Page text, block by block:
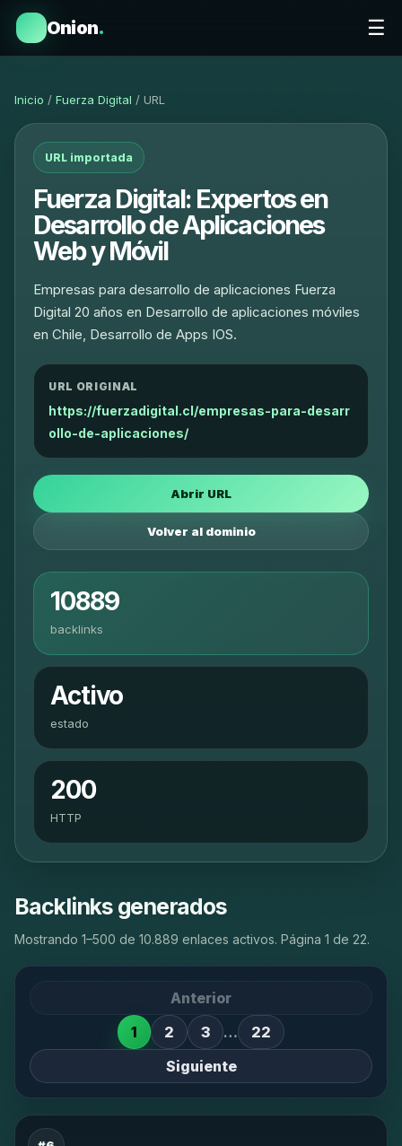
Onion. ☰
Inicio / Fuerza Digital / URL
URL importada
Fuerza Digital: Expertos en
Desarrollo de Aplicaciones
Web y Móvil
Empresas para desarrollo de aplicaciones Fuerza
Digital 20 años en Desarrollo de aplicaciones móviles
en Chile, Desarrollo de Apps IOS.
URL ORIGINAL
https://fuerzadigital.cl/empresas-para-desarr
ollo-de-aplicaciones/
Abrir URL
Volver al dominio
10889
backlinks
Activo
estado
200
HTTP
Backlinks generados
Mostrando 1–500 de 10.889 enlaces activos. Página 1 de 22.
Anterior
1
2 3 …
22
Siguiente